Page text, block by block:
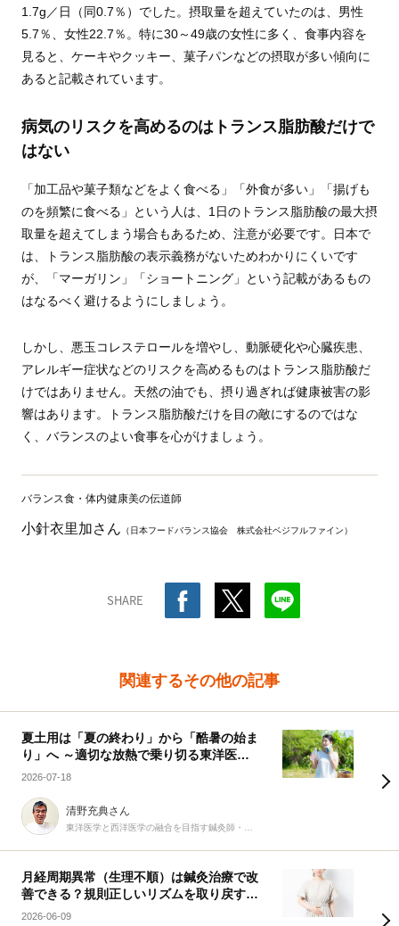
1.7g／日（同0.7％）でした。摂取量を超えていたのは、男性
5.7％、女性22.7％。特に30～49歳の女性に多く、食事内容を
見ると、ケーキやクッキー、菓子パンなどの摂取が多い傾向に
あると記載されています。
病気のリスクを高めるのはトランス脂肪酸だけで
はない
「加工品や菓子類などをよく食べる」「外食が多い」「揚げも
のを頻繁に食べる」という人は、1日のトランス脂肪酸の最大摂
取量を超えてしまう場合もあるため、注意が必要です。日本で
は、トランス脂肪酸の表示義務がないためわかりにくいです
が、「マーガリン」「ショートニング」という記載があるもの
はなるべく避けるようにしましょう。
しかし、悪玉コレステロールを増やし、動脈硬化や心臓疾患、
アレルギー症状などのリスクを高めるものはトランス脂肪酸だ
けではありません。天然の油でも、摂り過ぎれば健康被害の影
響はあります。トランス脂肪酸だけを目の敵にするのではな
く、バランスのよい食事を心がけましょう。
バランス食・体内健康美の伝道師
小針衣里加さん （日本フードバランス協会 株式会社ベジフルファイン）
SHARE
関連するその他の記事
夏土用は「夏の終わり」から「酷暑の始ま
り」へ ～適切な放熱で乗り切る東洋医学
の知恵～
2026-07-18
清野充典さん
東洋医学と西洋医学の融合を目指す鍼灸師・柔道整復師
月経周期異常（生理不順）は鍼灸治療で改
善できる？規則正しいリズムを取り戻す9
つの生活習慣
2026-06-09